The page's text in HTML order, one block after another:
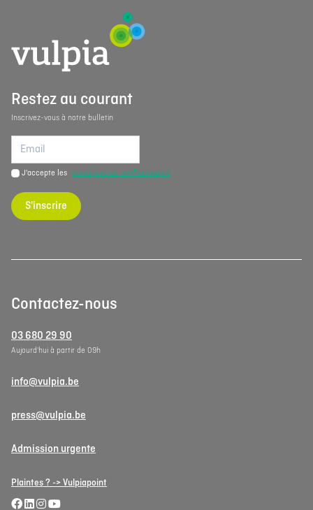
Restez au courant
Inscrivez-vous à notre bulletin
J'accepte les conditions de confidentialité
S'inscrire
Contactez-nous
03 680 29 90
Aujourd'hui à partir de 09h
info@vulpia.be
press@vulpia.be
Admission urgente
Plaintes ? -> Vulpiapoint